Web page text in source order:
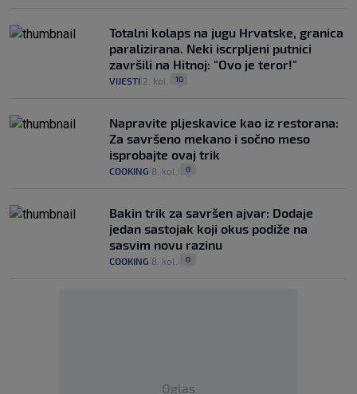
Totalni kolaps na jugu Hrvatske, granica
paralizirana. Neki iscrpljeni putnici
završili na Hitnoj: "Ovo je teror!"
VIJESTI 2. kol. 10
Napravite pljeskavice kao iz restorana:
Za savršeno mekano i sočno meso
isprobajte ovaj trik
COOKING 8. kol. 0
Bakin trik za savršen ajvar: Dodaje
jedan sastojak koji okus podiže na
sasvim novu razinu
COOKING 8. kol. 0
Oglas